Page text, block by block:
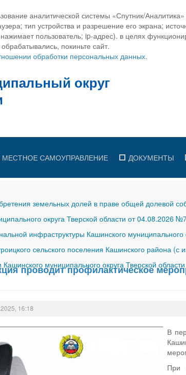
аналитической системы «Спутник/
тип устройства и разрешение его экрана;
пользователь; ip-адрес). в целях
покиньте сайт.
обработки персональных данных.
МЕСТНОЕ САМОУПРАВЛЕНИЕ ДОКУМЕНТЫ
земельных долей в праве общей долевой
округа Тверской области от 04.08.2026
инфраструктуры Кашинского муниципального
сельского поселения Кашинского района (с
муниципального округа Тверской
проводит профилактическое
16:18
В
При